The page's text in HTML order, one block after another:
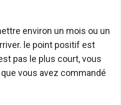
environ un mois ou un
le point positif est
pas le plus court, vous
vous avez commandé